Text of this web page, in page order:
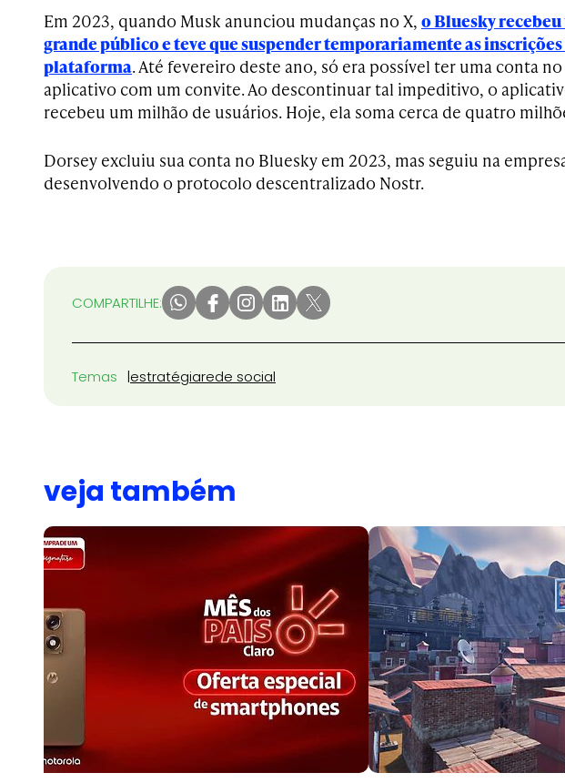
Em 2023, quando Musk anunciou mudanças no X, o Bluesky
grande público e teve que suspender temporariamente as inscrições
plataforma. Até fevereiro deste ano, só era possível ter uma conta no
aplicativo com um convite. Ao descontinuar tal impeditivo, o
recebeu um milhão de usuários. Hoje, ela soma cerca de quatro
Dorsey excluiu sua conta no Bluesky em 2023, mas seguiu na
desenvolvendo o protocolo descentralizado Nostr.
COMPARTILHE:
Temas estratégiarede social
veja também